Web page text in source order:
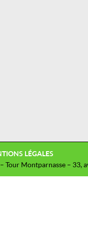
LÉGALES
Tour Montparnasse – 33,